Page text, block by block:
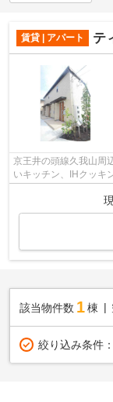
賃貸 | アパート テ
京王井の頭線久我山周
いキッチン、IHクッキ
該当物件数 1棟
絞り込み条件：